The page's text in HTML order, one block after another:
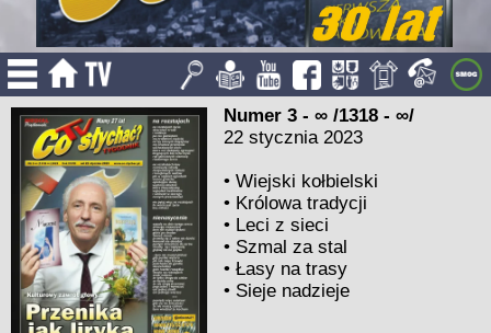
Numer 3 - ∞ /1318 - ∞/
22 stycznia 2023
•Wiejski kołbielski
• Królowa tradycji
• Leci z sieci
• Szmal za stal
•Łasy na trasy
• Sieje nadzieje